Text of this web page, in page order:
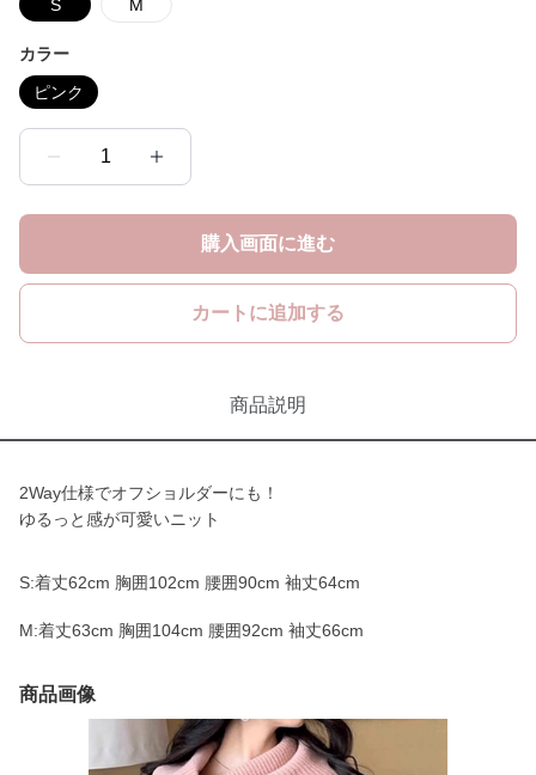
S M
カラー
ピンク
1
購入画面に進む
カートに追加する
商品説明
2Way仕様でオフショルダーにも！
ゆるっと感が可愛いニット
S:着丈62cm 胸囲102cm 腰囲90cm 袖丈64cm
M:着丈63cm 胸囲104cm 腰囲92cm 袖丈66cm
商品画像